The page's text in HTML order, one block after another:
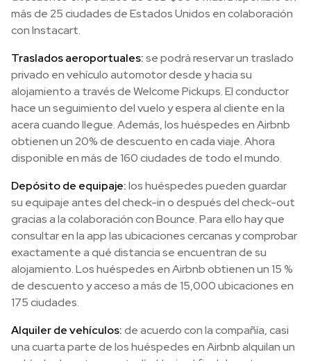
más de 25 ciudades de Estados Unidos en colaboración
con Instacart.
Traslados aeroportuales:se podrá reservar un traslado
privado en vehículo automotor desde y hacia su
alojamiento a través de Welcome Pickups. El conductor
hace un seguimiento del vuelo y espera al cliente en la
acera cuando llegue. Además, los huéspedes en Airbnb
obtienen un 20% de descuento en cada viaje. Ahora
disponible en más de 160 ciudades de todo el mundo.
Depósito de equipaje:los huéspedes pueden guardar
su equipaje antes del check-in o después del check-out
gracias a la colaboración con Bounce. Para ello hay que
consultar en la app las ubicaciones cercanas y comprobar
exactamente a qué distancia se encuentran de su
alojamiento. Los huéspedes en Airbnb obtienen un 15 %
de descuento y acceso a más de 15,000 ubicaciones en
175 ciudades.
Alquiler de vehículos:de acuerdo con la compañía, casi
una cuarta parte de los huéspedes en Airbnb alquilan un